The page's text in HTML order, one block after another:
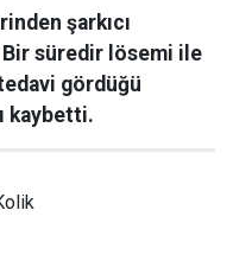
şarkıcı
Bir süredir lösemi ile
gördüğü
kaybetti.